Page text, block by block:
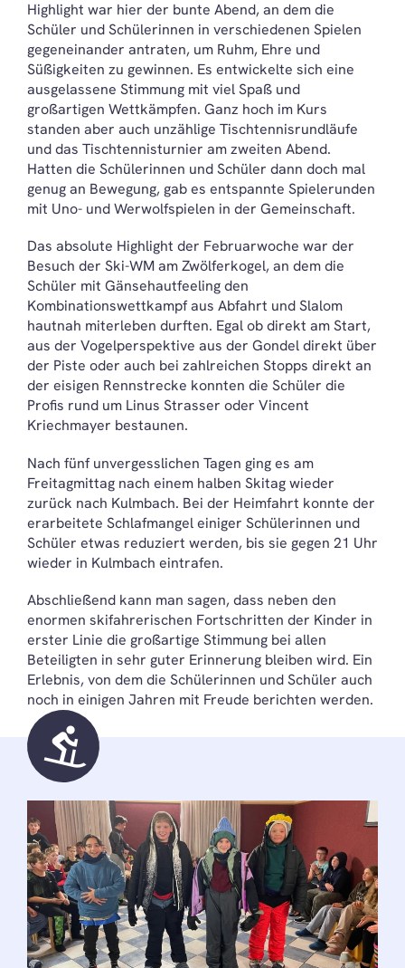
Highlight war hier der bunte Abend, an dem die
Schüler und Schülerinnen in verschiedenen Spielen
gegeneinander antraten, um Ruhm, Ehre und
Süßigkeiten zu gewinnen. Es entwickelte sich eine
ausgelassene Stimmung mit viel Spaß und
großartigen Wettkämpfen. Ganz hoch im Kurs
standen aber auch unzählige Tischtennisrundläufe
und das Tischtennisturnier am zweiten Abend.
Hatten die Schülerinnen und Schüler dann doch mal
genug an Bewegung, gab es entspannte Spielerunden
mit Uno- und Werwolfspielen in der Gemeinschaft.
Das absolute Highlight der Februarwoche war der
Besuch der Ski-WM am Zwölferkogel, an dem die
Schüler mit Gänsehautfeeling den
Kombinationswettkampf aus Abfahrt und Slalom
hautnah miterleben durften. Egal ob direkt am Start,
aus der Vogelperspektive aus der Gondel direkt über
der Piste oder auch bei zahlreichen Stopps direkt an
der eisigen Rennstrecke konnten die Schüler die
Profis rund um Linus Strasser oder Vincent
Kriechmayer bestaunen.
Nach fünf unvergesslichen Tagen ging es am
Freitagmittag nach einem halben Skitag wieder
zurück nach Kulmbach. Bei der Heimfahrt konnte der
erarbeitete Schlafmangel einiger Schülerinnen und
Schüler etwas reduziert werden, bis sie gegen 21 Uhr
wieder in Kulmbach eintrafen.
Abschließend kann man sagen, dass neben den
enormen skifahrerischen Fortschritten der Kinder in
erster Linie die großartige Stimmung bei allen
Beteiligten in sehr guter Erinnerung bleiben wird. Ein
Erlebnis, von dem die Schülerinnen und Schüler auch
noch in einigen Jahren mit Freude berichten werden.
downhill_skiing